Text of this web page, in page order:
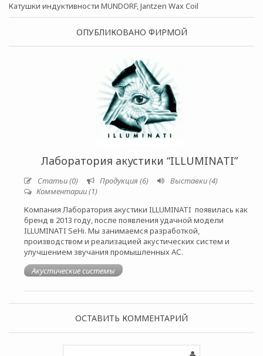
Катушки индуктивности MUNDORF, Jantzen Wax Coil
ОПУБЛИКОВАНО ФИРМОЙ
Лаборатория акустики “ILLUMINATI”
Статьи (0) Продукция (6)
Выставки (4)
Комментарии (1)
Компания Лаборатория акустики ILLUMINATI появилась как
бренд в 2013 году, после появления удачной модели
ILLUMINATI SeHi. Мы занимаемся разработкой,
производством и реализацией акустических систем и
улучшением звучания промышленных АС.
Акустические системы
ОСТАВИТЬ КОММЕНТАРИЙ